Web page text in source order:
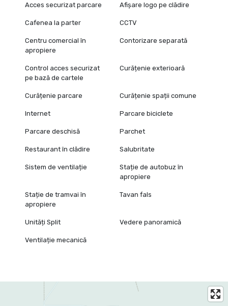
Acces securizat parcare Afișare logo pe clădire
Cafenea la parter CCTV
Centru comercial în
apropiere
Contorizare separată
Control acces securizat
pe bază de cartele
Curățenie exterioară
Curățenie parcare Curățenie spații comune
Internet Parcare biciclete
Parcare deschisă Parchet
Restaurant în clădire Salubritate
Sistem de ventilație
Stație de autobuz în
apropiere
Stație de tramvai în
apropiere
Tavan fals
Unități Split Vedere panoramică
Ventilație mecanică